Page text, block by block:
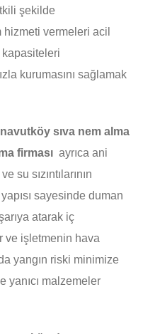
şekilde
hizmeti vermeleri acil
kapasiteleri
kurumasını sağlamak
sıva nem alma
firması ayrıca ani
su sızıntılarının
sayesinde duman
atarak iç
ve işletmenin hava
yangın riski minimize
yanıcı malzemeler